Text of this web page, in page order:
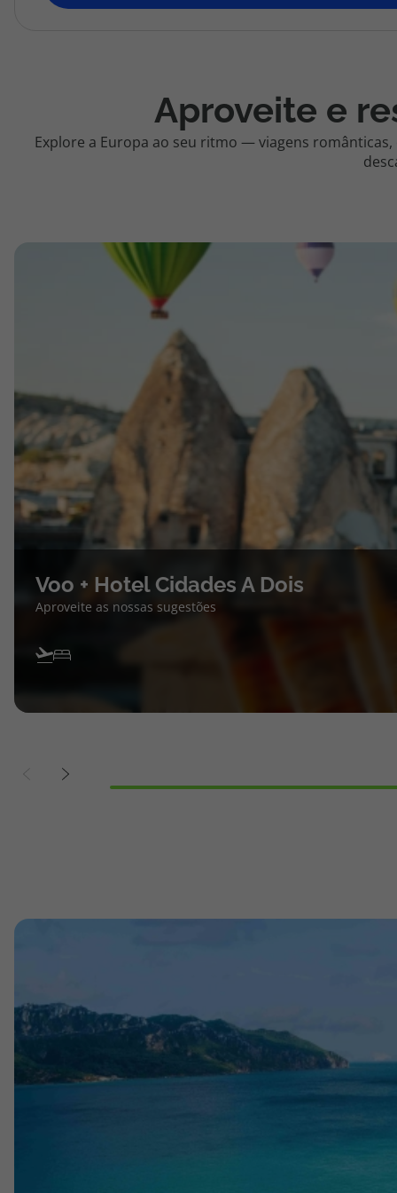
topatlantico@topatlantico.com
Aproveite e
Explore a Europa ao seu ritmo — viagens
Voo + Hotel Cidades A Dois
Aproveite as nossas sugestões